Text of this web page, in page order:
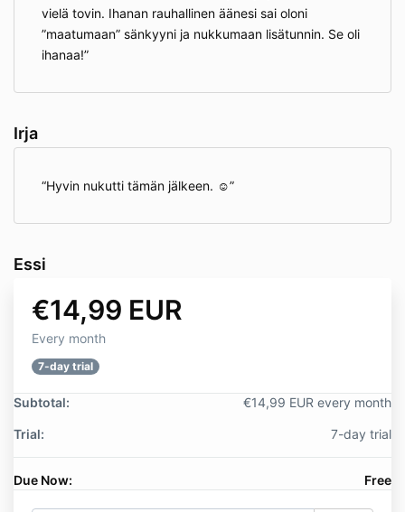
vielä tovin. Ihanan rauhallinen äänesi sai oloni
”maatumaan” sänkyyni ja nukkumaan lisätunnin. Se oli
ihanaa!
Irja
Hyvin nukutti tämän jälkeen. ☺️
Essi
€14,99 EUR
Every month
7-day trial
Subtotal: €14,99 EUR every month
Trial: 7-day trial
Due Now: Free